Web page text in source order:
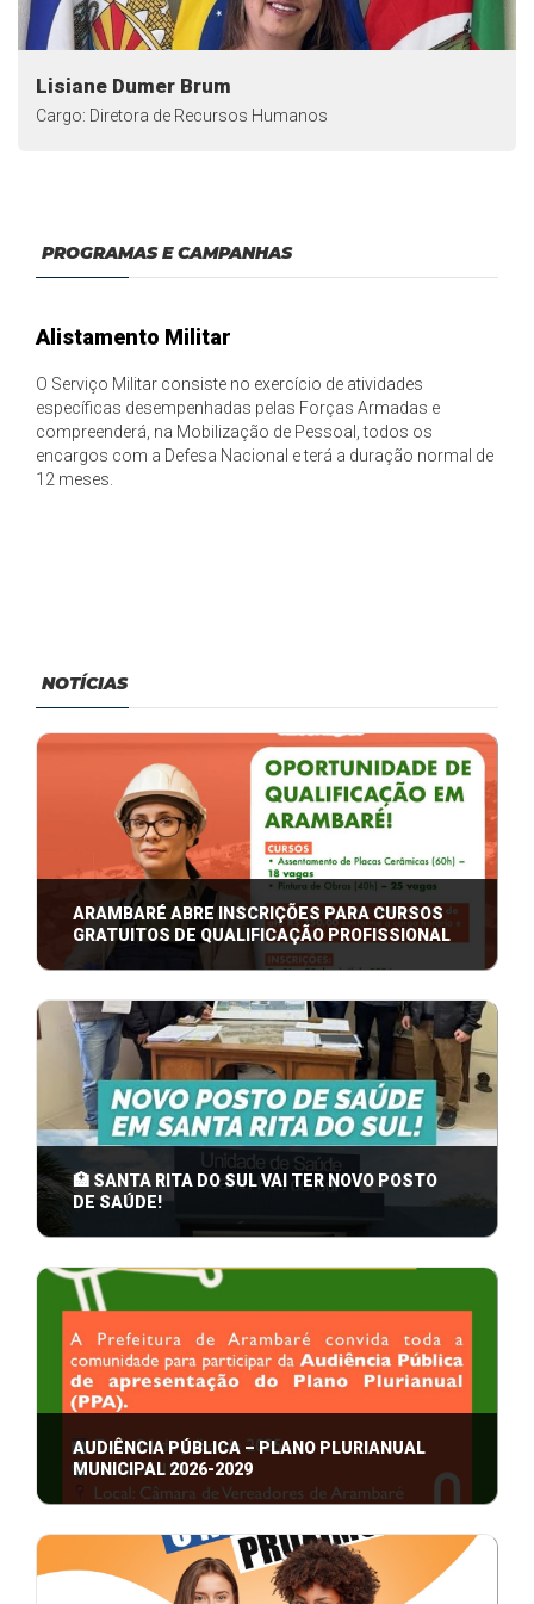
Lisiane Dumer Brum
Cargo: Diretora de Recursos Humanos
PROGRAMAS E CAMPANHAS
Alistamento Militar
O Serviço Militar consiste no exercício de atividades
específicas desempenhadas pelas Forças Armadas e
compreenderá, na Mobilização de Pessoal, todos os
encargos com a Defesa Nacional e terá a duração normal de
12 meses.
NOTÍCIAS
ARAMBARÉ ABRE INSCRIÇÕES PARA CURSOS
GRATUITOS DE QUALIFICAÇÃO PROFISSIONAL
A Prefeitura de Arambaré está com inscrições
abertas para cursos gratuitos de qualific ...
🏥 SANTA RITA DO SUL VAI TER NOVO POSTO
DE SAÚDE!
Na última sexta-feira, 25 de julho, o Prefeito Iago
Kielermann, junto ao Vice-Prefeito ...
AUDIÊNCIA PÚBLICA – PLANO PLURIANUAL
MUNICIPAL 2026-2029
A Prefeitura de Arambaré convida toda a
comunidade para participar da Audiência Públic ...